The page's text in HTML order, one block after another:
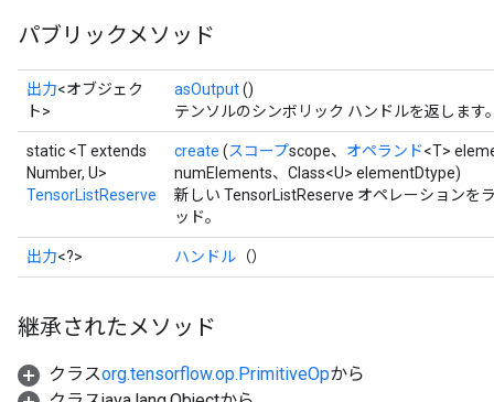
パブリックメソッド
出力<オブジェク
ト>
asOutput()
テンソルのシンボリック ハンドルを返します
static <T extends
Number, U>
TensorListReserve
create (スコープscope、 オペランド<T>
numElements、Class<U> elementDtype)
新しい TensorListReserve オペレーションを
ッド。
出力<?> ハンドル （）
継承されたメソッド
クラスorg.tensorflow.op.PrimitiveOpから